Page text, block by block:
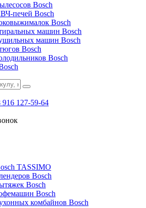
Bosch
печей Bosch
Bosch
машин Bosch
машин Bosch
Bosch
Bosch
916 127-59-64
TASSIMO
Bosch
Bosch
Bosch
комбайнов Bosch